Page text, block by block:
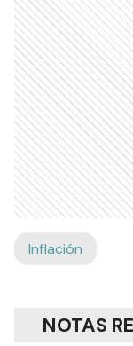
Inflación
NOTAS